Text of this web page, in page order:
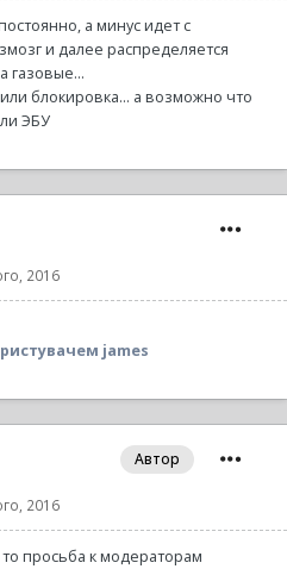
а минус идет с
и далее распределяется
газовые...
блокировка... а возможно что
ЭБУ
2016
james
2016
Автор
просьба к модераторам